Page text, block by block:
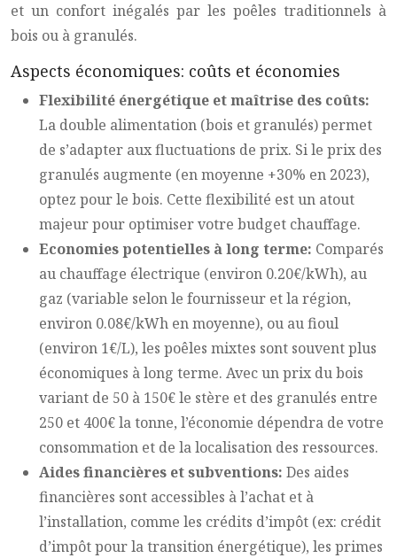
et un confort inégalés par les poêles traditionnels à
bois ou à granulés.
Aspects économiques: coûts et économies
Flexibilité énergétique et maîtrise des coûts:
La double alimentation (bois et granulés) permet
de s’adapter aux fluctuations de prix. Si le prix des
granulés augmente (en moyenne +30% en 2023),
optez pour le bois. Cette flexibilité est un atout
majeur pour optimiser votre budget chauffage.
Economies potentielles à long terme: Comparés
au chauffage électrique (environ 0.20€/kWh), au
gaz (variable selon le fournisseur et la région,
environ 0.08€/kWh en moyenne), ou au fioul
(environ 1€/L), les poêles mixtes sont souvent plus
économiques à long terme. Avec un prix du bois
variant de 50 à 150€ le stère et des granulés entre
250 et 400€ la tonne, l’économie dépendra de votre
consommation et de la localisation des ressources.
Aides financières et subventions: Des aides
financières sont accessibles à l’achat et à
l’installation, comme les crédits d’impôt (ex: crédit
d’impôt pour la transition énergétique), les primes